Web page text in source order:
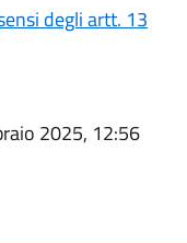
degli artt. 13
2025, 12:56